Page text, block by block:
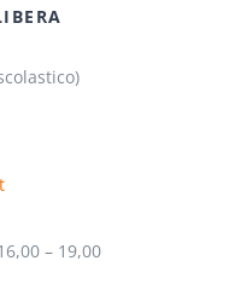
– 19,00